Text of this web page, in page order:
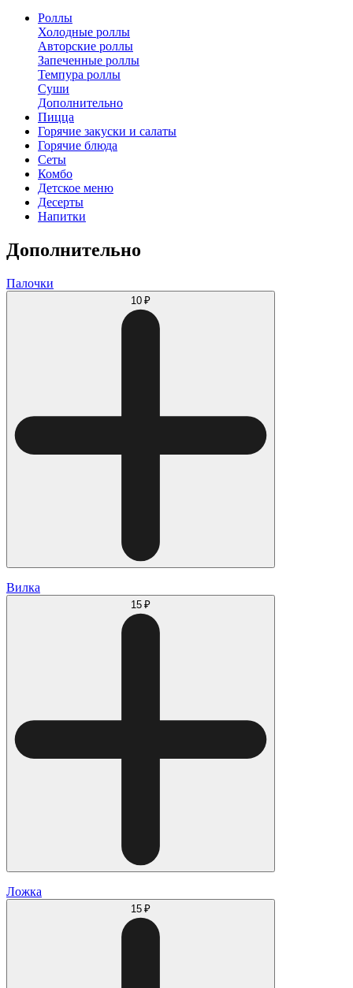
Роллы
Холодные роллы
Авторские роллы
Запеченные роллы
Темпура роллы
Суши
Дополнительно
Пицца
Горячие закуски и салаты
Горячие блюда
Сеты
Комбо
Детское меню
Десерты
Напитки
Дополнительно
Палочки
10 ₽
Вилка
15 ₽
Ложка
15 ₽